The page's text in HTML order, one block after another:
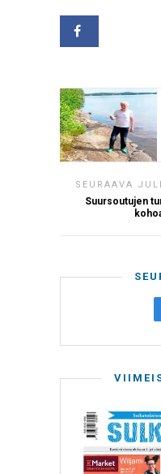
SEURAAVA
Suursoutujen